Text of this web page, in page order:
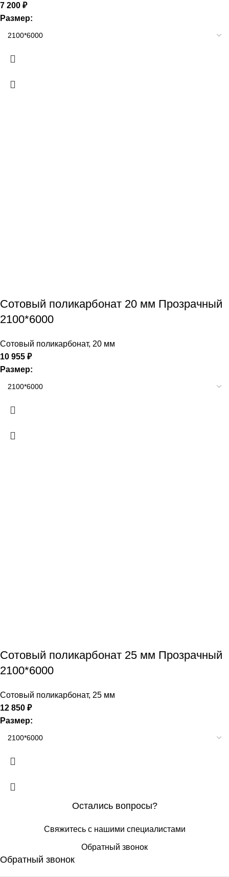
7 200 ₽
Размер:
Сотовый поликарбонат 20 мм Прозрачный
2100*6000
Сотовый поликарбонат, 20 мм
10 955 ₽
Размер:
Сотовый поликарбонат 25 мм Прозрачный
2100*6000
Сотовый поликарбонат, 25 мм
12 850 ₽
Размер:
Остались вопросы?
Свяжитесь с нашими специалистами
Обратный звонок
Обратный звонок